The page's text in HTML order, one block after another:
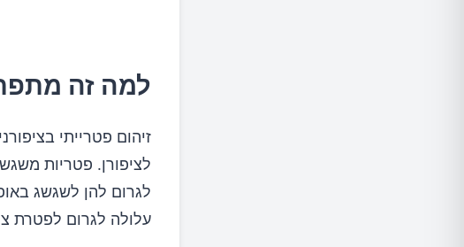
למה זה
זיהום פטרייתי
לציפורן. פטריות
לגרום להן לשגשג
עלולה לגרום לפטרת